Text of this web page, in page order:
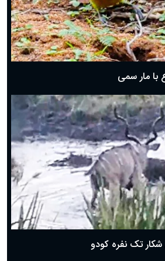
با مار سمی
شکار تک نفره کودو